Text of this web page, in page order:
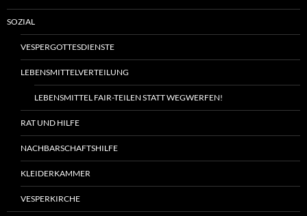
SOZIAL
VESPERGOTTESDIENSTE
LEBENSMITTELVERTEILUNG
LEBENSMITTEL FAIR-TEILEN STATT WEGWERFEN!
RAT UND HILFE
NACHBARSCHAFTSHILFE
KLEIDERKAMMER
VESPERKIRCHE